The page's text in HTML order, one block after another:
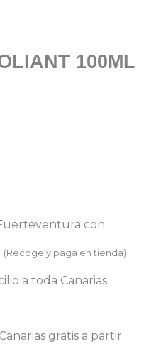
100ML
con
(Recoge y paga en tienda)
a toda Canarias
gratis a partir